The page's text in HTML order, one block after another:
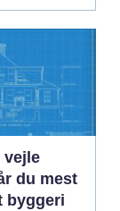
vejle
du mest
byggeri